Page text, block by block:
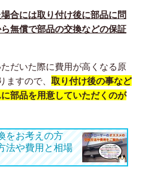
合には取り付け後に部品に問
無償で部品の交換などの保証
だいた際に費用が高くなる原
ますので、 取り付け後の事など
部品を用意していただくのが
をお考えの方
法や費用と相場